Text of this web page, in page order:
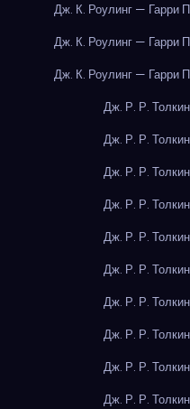
Дж. К. Роулинг — Гарри
Дж. К. Роулинг — Гарри
Дж. К. Роулинг — Гарри
Дж. Р. Р.
Дж. Р. Р.
Дж. Р. Р.
Дж. Р. Р.
Дж. Р. Р.
Дж. Р. Р.
Дж. Р. Р.
Дж. Р. Р.
Дж. Р. Р.
Дж. Р. Р.